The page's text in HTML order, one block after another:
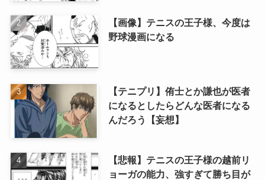
【画像】テニスの王子様、今度は
野球漫画になる
【テニプリ】侑士とか謙也が医者
になるとしたらどんな医者になる
んだろう【妄想】
【悲報】テニスの王子様の越前リ
ョーガの能力、強すぎて勝ち目が